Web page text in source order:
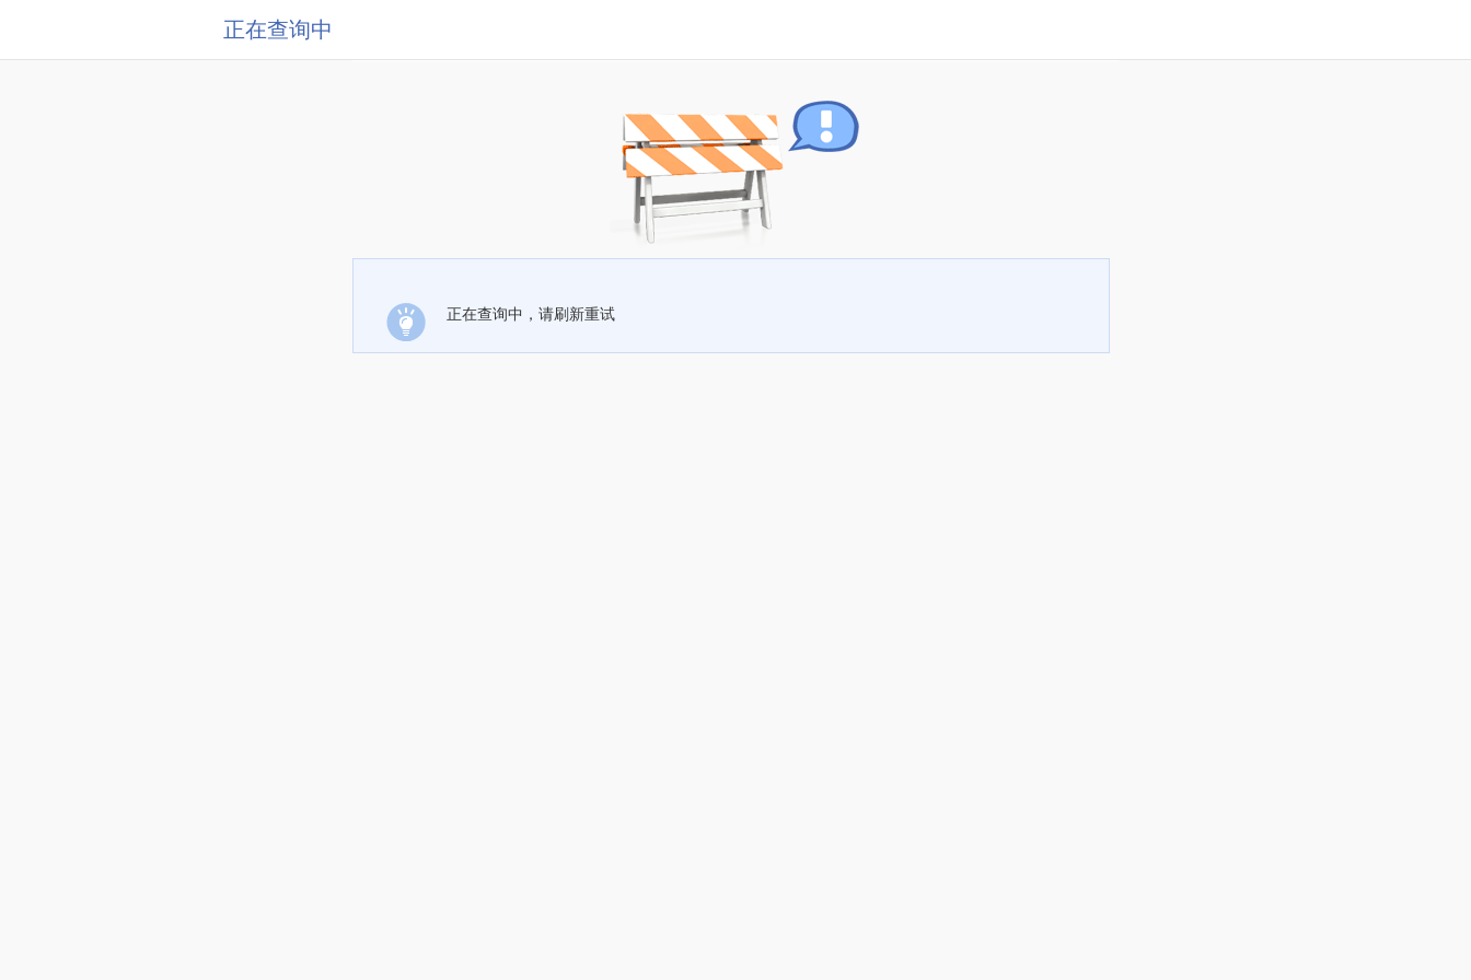
正在查询中
正在查询中，请刷新重试